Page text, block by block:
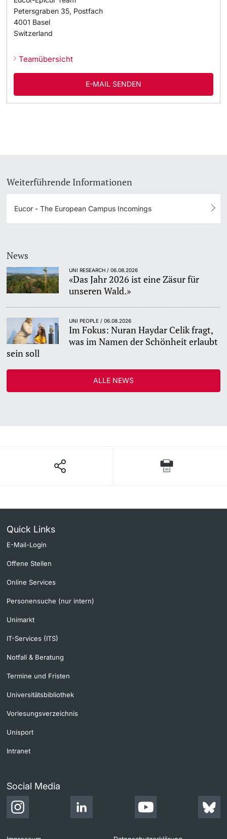
Petersgraben 35, Postfach
4001 Basel
Switzerland
Teamübersicht
E-MAIL SENDEN
Weiterführende Informationen
Eucor - The European Campus Incomings
News
UNI RESEARCH / 06.08.2026
«Das Jahr 2026 ist eine Zäsur für
unseren Wald.»
UNI PEOPLE / 06.08.2026
Im Fokus: Nuran Haydar Celik fragt,
was im Namen der Schönheit erlaubt
sein soll
ALLE NEWS
Quick Links
E-Mail-Login
Offene Stellen
Online Services
Personensuche (nur intern)
Unimarkt
IT-Services (ITS)
Notfall & Beratung
Termine und Fristen
Universitätsbibliothek
Vorlesungsverzeichnis
Unisport
Intranet
Social Media